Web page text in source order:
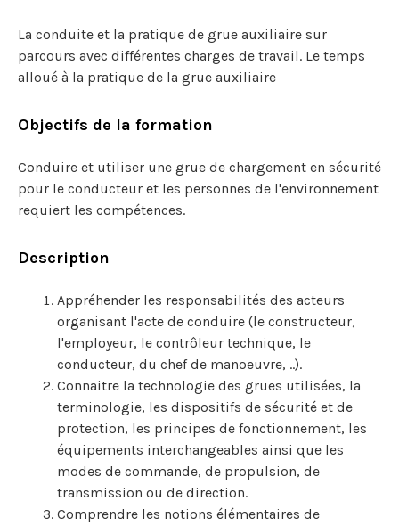
La conduite et la pratique de grue auxiliaire sur
parcours avec différentes charges de travail. Le temps
alloué à la pratique de la grue auxiliaire
Objectifs de la formation
Conduire et utiliser une grue de chargement en sécurité
pour le conducteur et les personnes de l'environnement
requiert les compétences.
Description
Appréhender les responsabilités des acteurs
organisant l'acte de conduire (le constructeur,
l'employeur, le contrôleur technique, le
conducteur, du chef de manoeuvre, ..).
Connaitre la technologie des grues utilisées, la
terminologie, les dispositifs de sécurité et de
protection, les principes de fonctionnement, les
équipements interchangeables ainsi que les
modes de commande, de propulsion, de
transmission ou de direction.
Comprendre les notions élémentaires de